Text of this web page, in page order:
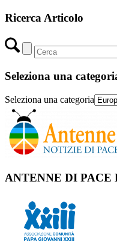
Ricerca Articolo
Seleziona una
Seleziona una categoria
ANTENNE DI PACE